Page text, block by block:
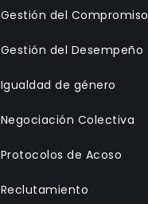
Gestión del Compromiso
Gestión del Desempeño
Igualdad de género
Negociación Colectiva
Protocolos de Acoso
Reclutamiento